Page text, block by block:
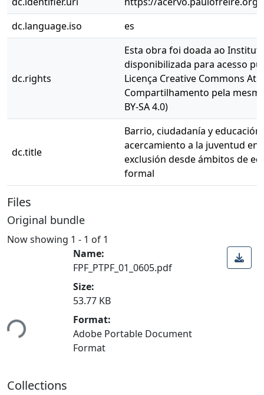
dc.language.iso
es
dc.rights
Esta obra foi doada ao
disponibilizada para acesso
Licença Creative Commons
Compartilhamento pela
BY-SA 4.0)
dc.title
Barrio, ciudadanía y
acercamiento a la juventud en
exclusión desde ámbitos de
formal
Files
Original bundle
Now showing 1 - 1 of 1
Name:
FPF_PTPF_01_0605.pdf
Size:
53.77 KB
Format:
Adobe Portable Document
Format
Collections